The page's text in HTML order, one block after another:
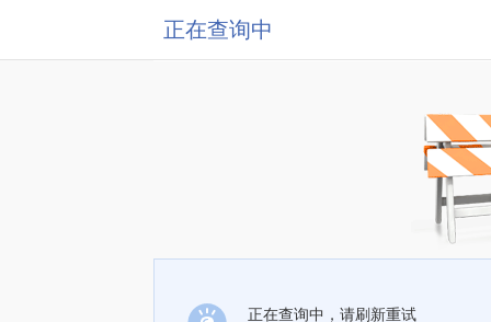
正在查询中
正在查询中，请刷新重试